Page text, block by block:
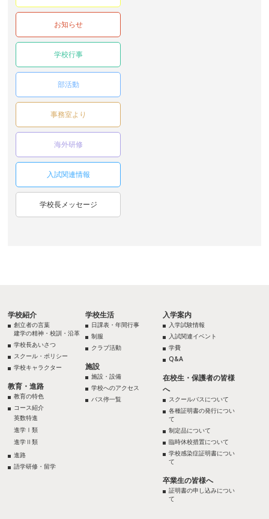
お知らせ
学校行事
部活動
事務室より
海外研修
入試関連情報
学校長メッセージ
学校紹介
創立者の言葉
建学の精神・校訓・沿革
学校長あいさつ
スクール・ポリシー
学校キャラクター
教育・進路
教育の特色
コース紹介
英数特進
進学Ⅰ類
進学Ⅱ類
進路
語学研修・留学
学校生活
日課表・年間行事
制服
クラブ活動
施設
施設・設備
学校へのアクセス
バス停一覧
入学案内
入学試験情報
入試関連イベント
学費
Q&A
在校生・保護者の皆様
へ
スクールバスについて
各種証明書の発行につい
て
制定品について
臨時休校措置について
学校感染症証明書につい
て
卒業生の皆様へ
証明書の申し込みについ
て